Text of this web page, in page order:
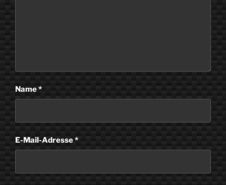
Name*
E-Mail-Adresse*